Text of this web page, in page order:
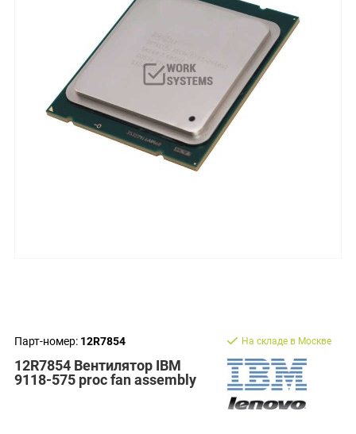
Парт-номер: 12R7854
12R7854 Вентилятор IBM
9118-575 proc fan assembly
На складе в Москве